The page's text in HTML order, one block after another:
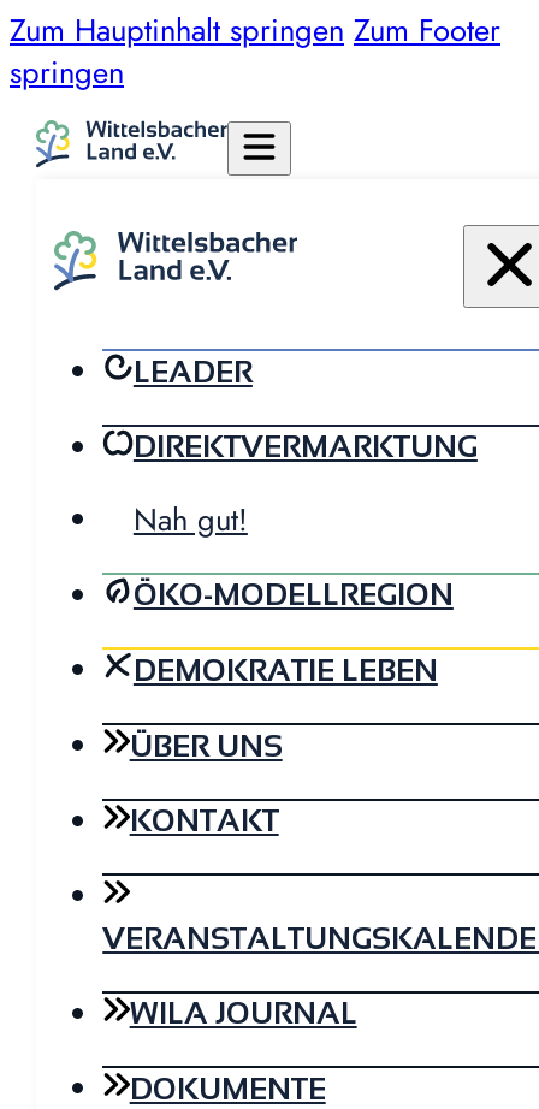
Zum Hauptinhalt springen Zum Footer
springen
LEADER
DIREKTVERMARKTUNG
Nah gut!
ÖKO-MODELLREGION
DEMOKRATIE LEBEN
ÜBER UNS
KONTAKT
WILA JOURNAL
DOKUMENTE